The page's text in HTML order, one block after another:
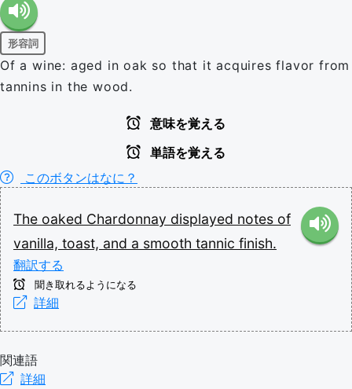
形容詞
Of a wine: aged in oak so that it acquires flavor from
tannins in the wood.
意味を覚える
単語を覚える
このボタンはなに？
The oaked Chardonnay displayed notes of
vanilla, toast, and a smooth tannic finish.
翻訳する
聞き取れるようになる
詳細
関連語
詳細